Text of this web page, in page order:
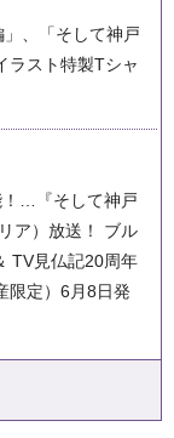
、「そして神戸
ラスト特製Tシャ
！…『そして神戸
ア）放送！ ブル
TV見仏記20周年
限定）6月8日発